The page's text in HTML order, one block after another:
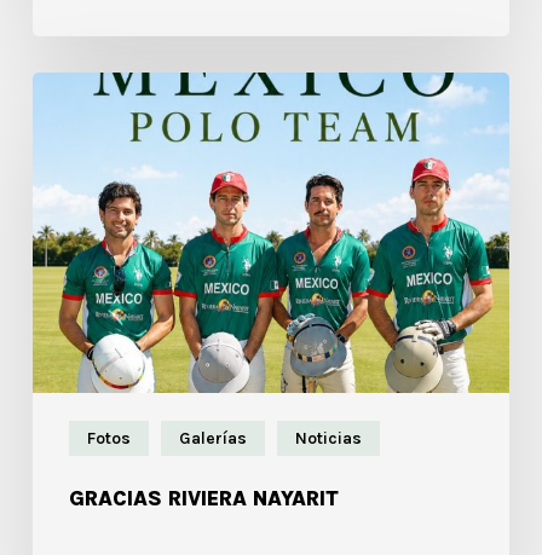
Fotos Galerías Noticias
GRACIAS RIVIERA NAYARIT